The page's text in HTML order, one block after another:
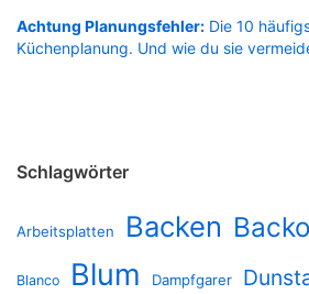
Achtung Planungsfehler: Die 10
Küchenplanung. Und wie du sie
Schlagwörter
Arbeitsplatten Backen
Blanco Blum Dampfgarer